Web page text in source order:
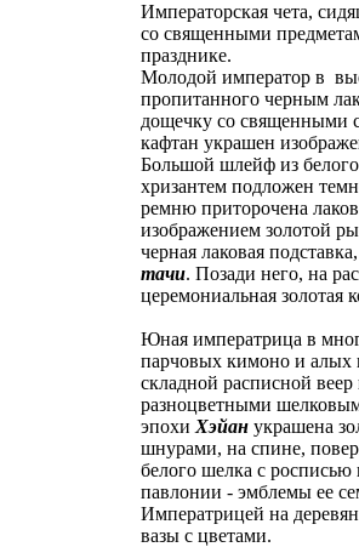
Императорская чета,
со священными
празднике.
Молодой император в
пропитанного черным
дощечку со священными
кафтан украшен
Большой шлейф из
хризантем подложен
ремню приторочена
изображением золотой
черная лаковая
тачи. Позади него, на
церемониальная золотая
Юная императрица в
парчовых кимоно и алых
складной расписной
разноцветными
эпохи Хэйанукрашена
шнурами, на спине,
белого шелка с росписью
павлонии - эмблемы ее
Императрицей на
вазы с цветами.